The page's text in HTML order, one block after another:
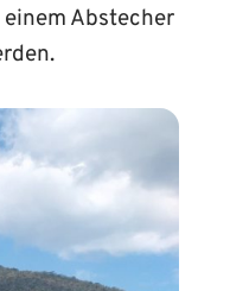
Abstecher